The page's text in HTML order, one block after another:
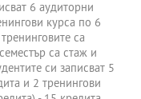
6 аудиторни
курса по 6
са
са стаж и
си записват 5
и 2 тренингови